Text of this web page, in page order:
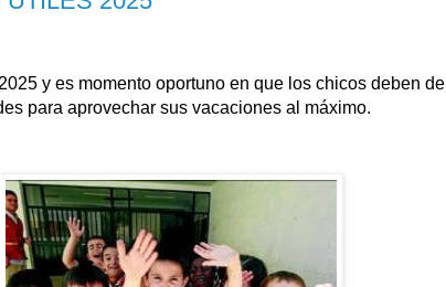
y es momento oportuno en que los chicos deben de
para aprovechar sus vacaciones al máximo.